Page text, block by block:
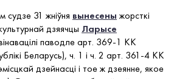
судзе 31 жніўня вынесены жорсткі
дзяячцы Ларысе
паводле арт. 369-1 КК
Беларусь), ч. 1 і ч. 2 арт. 361-4 КК
дзейнасці і тое ж дзеянне, якое